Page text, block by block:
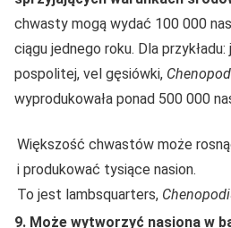
chwasty mogą wydać 100 000
ciągu jednego roku. Dla
pospolitej, vel gęsiówki,
wyprodukowała ponad 500 000
Większość chwastów może
i produkować tysiące nasion.
To jest lambsquarters,
9. Może wytworzyć nasiona w